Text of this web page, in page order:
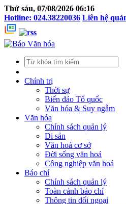
Thứ sáu, 07/08/2026 06:16
Hotline: 024.38220036 Liên hệ
Chính trị
Thời sự
Biển đảo Tổ quốc
Văn hóa & Suy ngẫm
Văn hóa
Chính sách quản lý
Di sản
Văn hoá cơ sở
Đời sống văn hoá
Công nghiệp văn hoá
Báo chí
Chính sách quản lý
Toàn cảnh báo chí
Thông tin đối ngoại